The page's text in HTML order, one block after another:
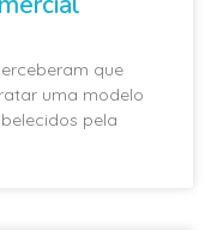
que
uma modelo
pela